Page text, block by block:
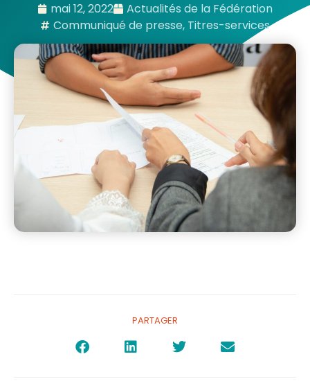
mai 12, 2022
Actualités de la Fédération
Communiqué de presse, Titres-services
PARTAGER